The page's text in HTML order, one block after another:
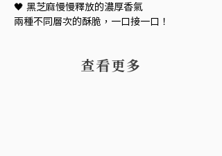
🖤 黑芝麻慢慢釋放的濃厚香氣
兩種不同層次的酥脆，一口接一口！
​查看更多